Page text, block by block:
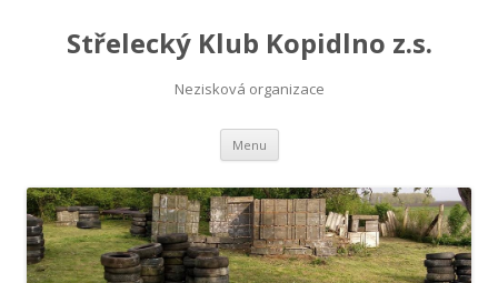
Střelecký Klub Kopidlno z.s.
Nezisková organizace
Menu Přejít
obsahu
webu